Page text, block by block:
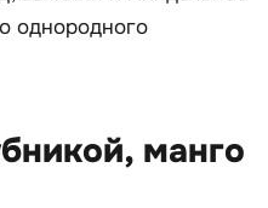
однородного
манго